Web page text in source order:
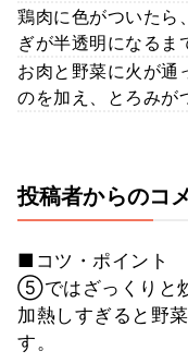
鶏肉に色がついた
ぎが半透明になるま
お肉と野菜に火が
のを加え、とろみが
投稿者からのコ
■コツ・ポイント
⑤ではざっくりと
加熱しすぎると野
す。